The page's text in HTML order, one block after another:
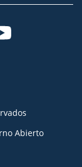
Abierto